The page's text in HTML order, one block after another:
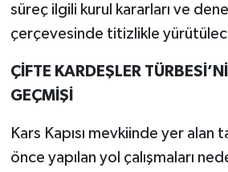
süreç ilgili kurul kararları ve
çerçevesinde titizlikle
ÇİFTE KARDEŞLER
GEÇMİŞİ
Kars Kapısı mevkiinde yer alan
önce yapılan yol çalışmaları